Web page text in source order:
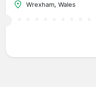
Wrexham, Wales